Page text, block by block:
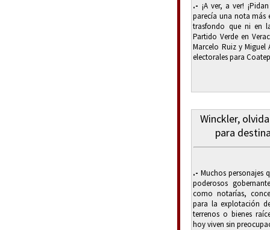
.- ¡A ver, a ver!
parecía una nota más
trasfondo que ni en
Partido Verde en
Marcelo Ruiz y Miguel
electorales para
Winckler,
para
.- Muchos personajes
poderosos
como notarías,
para la explotación
terrenos o bienes
hoy viven sin